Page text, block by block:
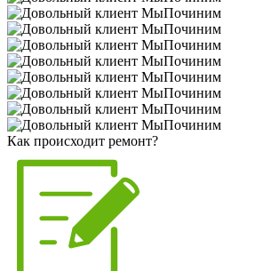
Как происходит ремонт?